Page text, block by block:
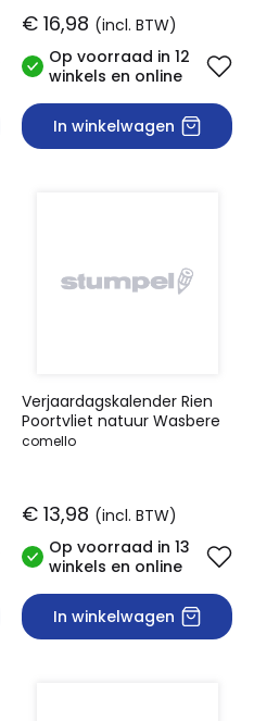
€ 16,98 (incl. BTW)
Op voorraad in 12
winkels en online
In winkelwagen
Verjaardagskalender Rien
Poortvliet natuur Wasbere
comello
€ 13,98 (incl. BTW)
Op voorraad in 13
winkels en online
In winkelwagen